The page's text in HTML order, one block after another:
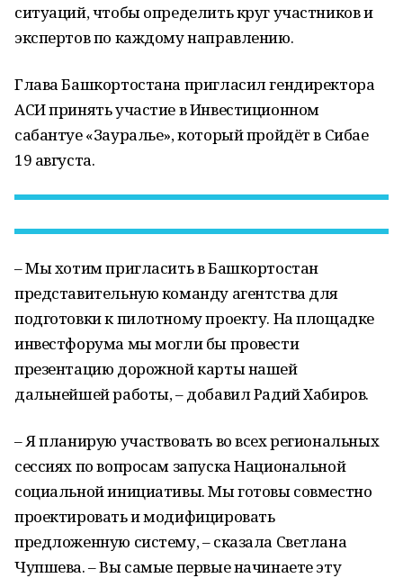
ситуаций, чтобы определить круг участников и
экспертов по каждому направлению.
Глава Башкортостана пригласил гендиректора
АСИ принять участие в Инвестиционном
сабантуе «Зауралье», который пройдёт в Сибае
19 августа.
– Мы хотим пригласить в Башкортостан
представительную команду агентства для
подготовки к пилотному проекту. На площадке
инвестфорума мы могли бы провести
презентацию дорожной карты нашей
дальнейшей работы, – добавил Радий Хабиров.
– Я планирую участвовать во всех региональных
сессиях по вопросам запуска Национальной
социальной инициативы. Мы готовы совместно
проектировать и модифицировать
предложенную систему, – сказала Светлана
Чупшева. – Вы самые первые начинаете эту